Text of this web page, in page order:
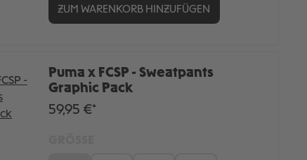
ZUM WARENKORB HINZUFÜGEN
Puma x FCSP - Sweatpants
Graphic Pack
59,95 €*